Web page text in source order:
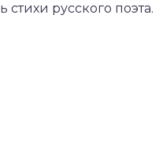
стихи русского поэта.